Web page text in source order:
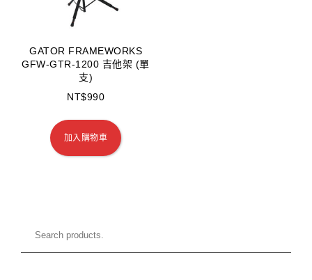
GATOR FRAMEWORKS
GFW-GTR-1200 吉他架 (單
支)
NT$990
加入購物車